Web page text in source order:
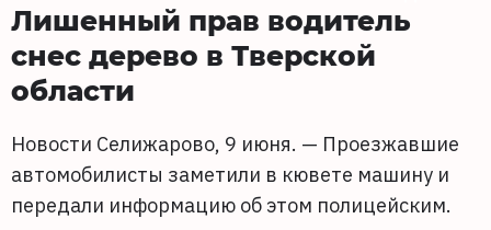
Лишенный прав водитель
снес дерево в Тверской
области
Новости Селижарово, 9 июня. — Проезжавшие
автомобилисты заметили в кювете машину и
передали информацию об этом полицейским.